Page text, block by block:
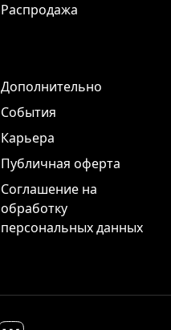
Распродажа
Дополнительно
События
Карьера
Публичная оферта
Соглашение на
обработку
персональных данных